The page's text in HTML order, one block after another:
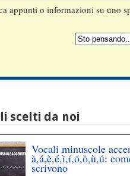
appunti o informazioni su uno
scelti da noi
Vocali minuscole
à,á,è,é,ì,í,ó,ò,ù,ú:
scrivono